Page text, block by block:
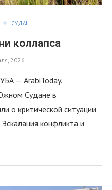
СУДАН
коллапса
2026
— ArabiToday.
Судане в
о критической ситуации
конфликта и